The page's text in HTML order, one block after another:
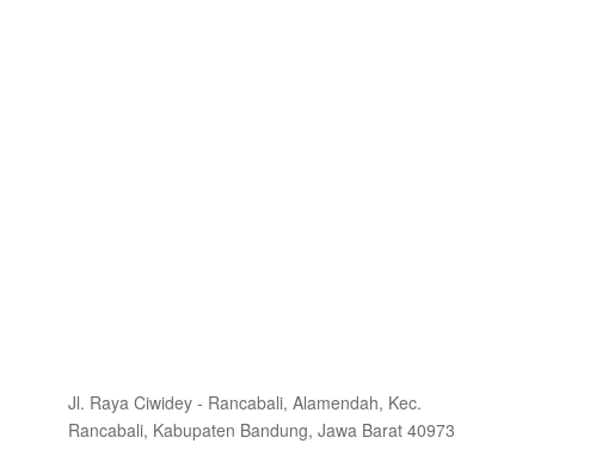
Jl. Raya Ciwidey - Rancabali, Alamendah, Kec.
Rancabali, Kabupaten Bandung, Jawa Barat 40973